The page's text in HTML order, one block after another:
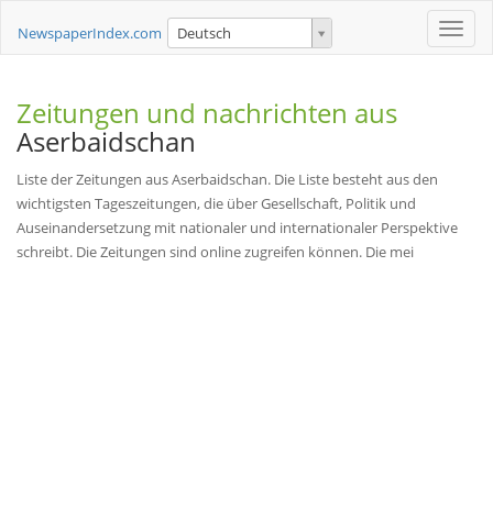
Toggle
NewspaperIndex.com Deutsch
Zeitungen und nachrichten aus
Aserbaidschan
Liste der Zeitungen aus Aserbaidschan. Die Liste besteht aus den
wichtigsten Tageszeitungen, die über Gesellschaft, Politik und
Auseinandersetzung mit nationaler und internationaler Perspektive
schreibt. Die Zeitungen sind online zugreifen können. Die mei